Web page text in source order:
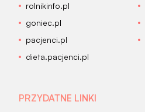
rolnikinfo.pl
goniec.pl
pacjenci.pl
dieta.pacjenci.pl
PRZYDATNE LINKI